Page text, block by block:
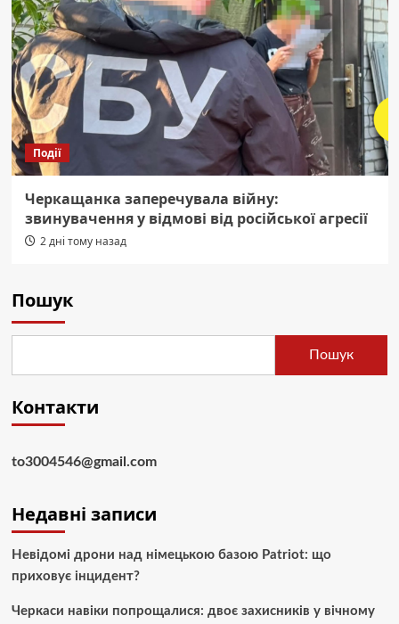
Події
Черкащанка заперечувала війну:
звинувачення у відмові від російської агресії
2 дні тому назад
Пошук
Пошук
Контакти
to3004546@gmail.com
Недавні записи
Невідомі дрони над німецькою базою Patriot: що
приховує інцидент?
Черкаси навіки попрощалися: двоє захисників у вічному